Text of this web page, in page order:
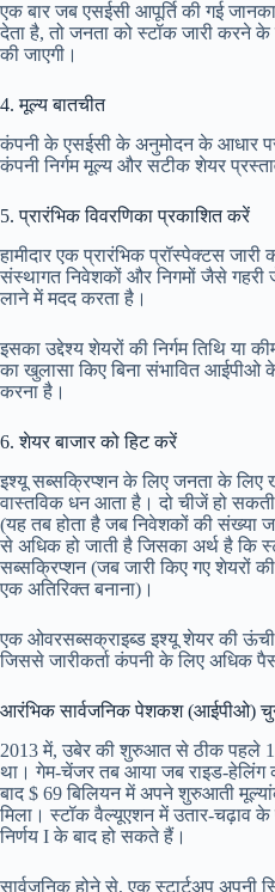
एक बार जब एसईसी आपूर्ति की गई
देता है, तो जनता को स्टॉक जारी करने
की जाएगी।
4. मूल्य बातचीत
कंपनी के एसईसी के अनुमोदन के आधार पर,
कंपनी निर्गम मूल्य और सटीक शेयर
5. प्रारंभिक विवरणिका प्रकाशित करें
हामीदार एक प्रारंभिक प्रॉस्पेक्टस
संस्थागत निवेशकों और निगमों जैसे गहरी
लाने में मदद करता है।
इसका उद्देश्य शेयरों की निर्गम तिथि या
का खुलासा किए बिना संभावित आईपीओ के
करना है।
6. शेयर बाजार को हिट करें
इश्यू सब्सक्रिप्शन के लिए जनता के लिए
वास्तविक धन आता है। दो चीजें हो
(यह तब होता है जब निवेशकों की संख्या
से अधिक हो जाती है जिसका अर्थ है कि
सब्सक्रिप्शन (जब जारी किए गए शेयरों
एक अतिरिक्त बनाना)।
एक ओवरसब्सक्राइब्ड इश्यू शेयर की
जिससे जारीकर्ता कंपनी के लिए अधिक
आरंभिक सार्वजनिक पेशकश (आईपीओ)
2013 में, उबेर की शुरुआत से ठीक पहले
था। गेम-चेंजर तब आया जब राइड-हेलिंग
बाद $ 69 बिलियन में अपने शुरुआती
मिला। स्टॉक वैल्यूएशन में उतार-चढ़ाव
निर्णय I के बाद हो सकते हैं।
सार्वजनिक होने से, एक स्टार्टअप अपनी